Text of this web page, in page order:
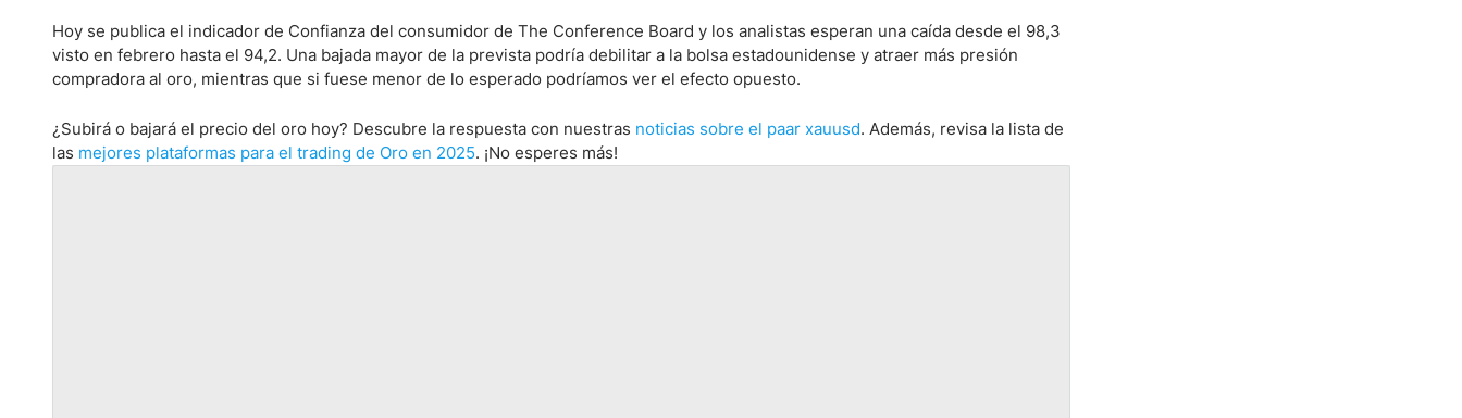
Hoy se publica el indicador de Confianza del consumidor de The Conference Board y los analistas esperan una caída desde el 98,3
visto en febrero hasta el 94,2. Una bajada mayor de la prevista podría debilitar a la bolsa estadounidense y atraer más presión
compradora al oro, mientras que si fuese menor de lo esperado podríamos ver el efecto opuesto.
¿Subirá o bajará el precio del oro hoy? Descubre la respuesta con nuestras noticias sobre el paar xauusd. Además, revisa la lista de
las mejores plataformas para el trading de Oro en 2025. ¡No esperes más!